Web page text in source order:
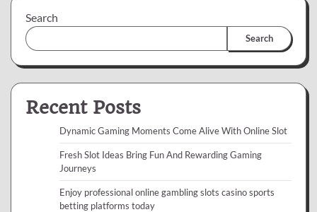
Search
Search
Recent Posts
Dynamic Gaming Moments Come Alive With Online Slot
Fresh Slot Ideas Bring Fun And Rewarding Gaming
Journeys
Enjoy professional online gambling slots casino sports
betting platforms today